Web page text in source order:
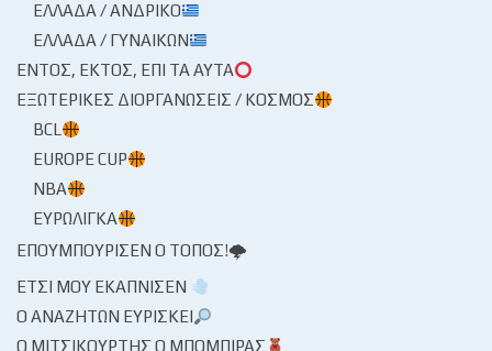
ΕΛΛΆΔΑ / ΑΝΔΡΙΚΌ
ΕΛΛΆΔΑ / ΓΥΝΑΙΚΏΝ
ΕΝΤΌΣ, ΕΚΤΌΣ, ΕΠΊ ΤΑ ΑΥΤΆ
ΕΞΩΤΕΡΙΚΈΣ ΔΙΟΡΓΑΝΏΣΕΙΣ / ΚΌΣΜΟΣ
BCL
EUROPE CUP
NBA
ΕΥΡΩΛΊΓΚΑ
ΕΠΟΥΜΠΟΎΡΙΣΕΝ Ο ΤΌΠΟΣ!🌩
ΈΤΣΙ ΜΟΥ ΕΚΆΠΝΙΣΕΝ
Ο ΑΝΑΖΗΤΏΝ ΕΥΡΊΣΚΕΙ
Ο ΜΙΤΣΙΚΟΥΡΤΉΣ Ο ΜΠΌΜΠΙΡΑΣ